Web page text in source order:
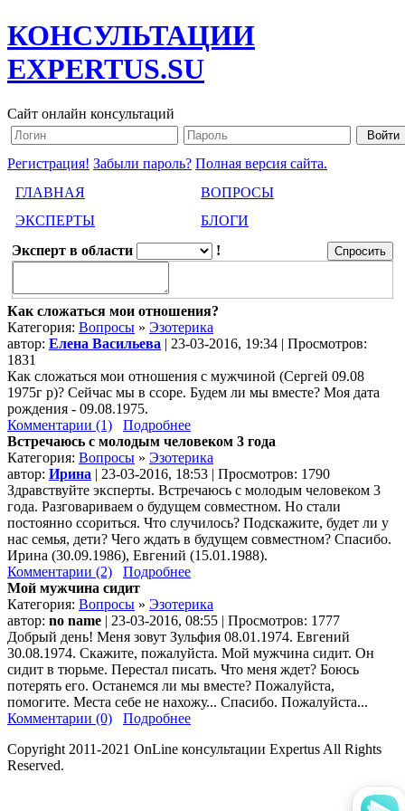
КОНСУЛЬТАЦИИ
EXPERTUS.SU
Сайт онлайн консультаций
Регистрация! Забыли пароль? Полная версия сайта.
ГЛАВНАЯ
ВОПРОСЫ
ЭКСПЕРТЫ
БЛОГИ
Эксперт в области
!
Как сложаться мои отношения?
Категория: Вопросы » Эзотерика
автор: Елена Васильева | 23-03-2016, 19:34 | Просмотров:
1831
Как сложаться мои отношения с мужчиной (Сергей 09.08
1975г р)? Сейчас мы в ссоре. Будем ли мы вместе? Моя дата
рождения - 09.08.1975.
Комментарии (1)
Подробнее
Встречаюсь с молодым человеком 3 года
Категория: Вопросы » Эзотерика
автор: Ирина | 23-03-2016, 18:53 | Просмотров: 1790
Здравствуйте эксперты. Встречаюсь с молодым человеком 3
года. Разговариваем о будущем совместном. Но стали
постоянно ссориться. Что случилось? Подскажите, будет ли у
нас семья, дети? Чего ждать в будущем совместном? Спасибо.
Ирина (30.09.1986), Евгений (15.01.1988).
Комментарии (2)
Подробнее
Мой мужчина сидит
Категория: Вопросы » Эзотерика
автор: no name | 23-03-2016, 08:55 | Просмотров: 1777
Добрый день! Меня зовут Зульфия 08.01.1974. Евгений
30.08.1974. Скажите, пожалуйста. Мой мужчина сидит. Он
сидит в тюрьме. Перестал писать. Что меня ждет? Боюсь
потерять его. Останемся ли мы вместе? Пожалуйста,
помогите. Места себе не нахожу... Спасибо. Пожалуйста...
Комментарии (0)
Подробнее
Copyright 2011-2021 OnLine консультации Expertus All Rights
Reserved.